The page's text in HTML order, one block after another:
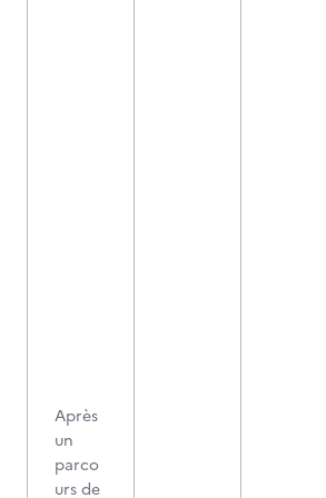
Après
un
parco
urs de